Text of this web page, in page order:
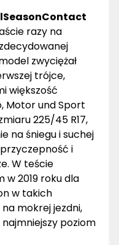
razy na
zwyciężał
trójce,
większość
Motor und Sport
225/45 R17,
na śniegu i suchej
i
W teście
w 2019 roku dla
w takich
mokrej jezdni,
poziom